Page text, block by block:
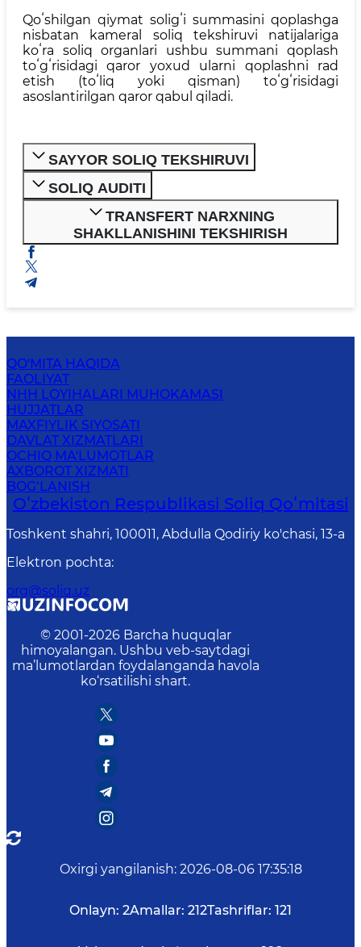
Qoʻshilgan qiymat soligʻi summasini qoplashga
nisbatan kameral soliq tekshiruvi natijalariga
koʻra soliq organlari ushbu summani qoplash
toʻgʻrisidagi qaror yoxud ularni qoplashni rad
etish (toʻliq yoki qisman) toʻgʻrisidagi
asoslantirilgan qaror qabul qiladi.
SAYYOR SOLIQ TEKSHIRUVI
SOLIQ AUDITI
TRANSFERT NARXNING
SHAKLLANISHINI TEKSHIRISH
QO'MITA HAQIDA
FAOLIYAT
NHH LOYIHALARI MUHOKAMASI
HUJJATLAR
MAXFIYLIK SIYOSATI
DAVLAT XIZMATLARI
OCHIQ MA'LUMOTLAR
AXBOROT XIZMATI
BOG‘LANISH
Oʻzbekiston Respublikasi Soliq Qoʻmitasi
Toshkent shahri, 100011, Abdulla Qodiriy ko'chasi, 13-a
Elektron pochta:
org@soliq.uz
© 2001-2026 Barcha huquqlar
himoyalangan. Ushbu veb-saytdagi
ma’lumotlardan foydalanganda havola
ko‘rsatilishi shart.
Oxirgi yangilanish: 2026-08-06 17:35:18
Onlayn: 2Amallar: 212Tashriflar: 121